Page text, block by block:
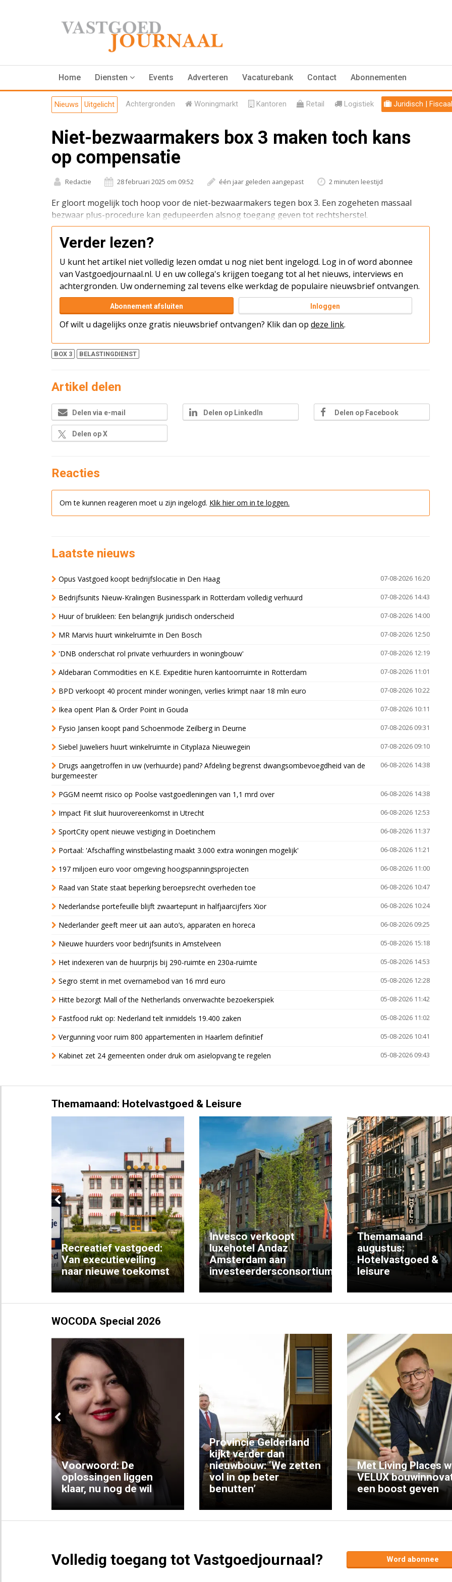
Home Diensten Events Adverteren Vacaturebank Contact Abonnementen
Nieuws Uitgelicht Achtergronden Woningmarkt Kantoren Retail Logistiek Juridisch | Fiscaal
Niet-bezwaarmakers box 3 maken toch kans
op compensatie
Redactie 28 februari 2025 om 09:52 één jaar geleden aangepast 2 minuten leestijd
Er gloort mogelijk toch hoop voor de niet-bezwaarmakers tegen box 3. Een zogeheten massaal
bezwaar plus-procedure kan gedupeerden alsnog toegang geven tot rechtsherstel.
Verder lezen?
U kunt het artikel niet volledig lezen omdat u nog niet bent ingelogd. Log in of word abonnee
van Vastgoedjournaal.nl. U en uw collega's krijgen toegang tot al het nieuws, interviews en
achtergronden. Uw onderneming zal tevens elke werkdag de populaire nieuwsbrief ontvangen.
Abonnement afsluiten Inloggen
Of wilt u dagelijks onze gratis nieuwsbrief ontvangen? Klik dan op deze link.
BOX 3 BELASTINGDIENST
Artikel delen
Delen via e-mail Delen op LinkedIn Delen op Facebook
Delen op X
Reacties
Om te kunnen reageren moet u zijn ingelogd. Klik hier om in te loggen.
Laatste nieuws
07-08-2026 16:20
Opus Vastgoed koopt bedrijfslocatie in Den Haag
07-08-2026 14:43
Bedrijfsunits Nieuw-Kralingen Businesspark in Rotterdam volledig verhuurd
07-08-2026 14:00
Huur of bruikleen: Een belangrijk juridisch onderscheid
07-08-2026 12:50
MR Marvis huurt winkelruimte in Den Bosch
07-08-2026 12:19
'DNB onderschat rol private verhuurders in woningbouw'
07-08-2026 11:01
Aldebaran Commodities en K.E. Expeditie huren kantoorruimte in Rotterdam
07-08-2026 10:22
BPD verkoopt 40 procent minder woningen, verlies krimpt naar 18 mln euro
07-08-2026 10:11
Ikea opent Plan & Order Point in Gouda
07-08-2026 09:31
Fysio Jansen koopt pand Schoenmode Zeilberg in Deurne
07-08-2026 09:10
Siebel Juweliers huurt winkelruimte in Cityplaza Nieuwegein
06-08-2026 14:38
Drugs aangetroffen in uw (verhuurde) pand? Afdeling begrenst dwangsombevoegdheid van de
burgemeester
06-08-2026 14:38
PGGM neemt risico op Poolse vastgoedleningen van 1,1 mrd over
06-08-2026 12:53
Impact Fit sluit huurovereenkomst in Utrecht
06-08-2026 11:37
SportCity opent nieuwe vestiging in Doetinchem
06-08-2026 11:21
Portaal: 'Afschaffing winstbelasting maakt 3.000 extra woningen mogelijk'
06-08-2026 11:00
197 miljoen euro voor omgeving hoogspanningsprojecten
06-08-2026 10:47
Raad van State staat beperking beroepsrecht overheden toe
06-08-2026 10:24
Nederlandse portefeuille blijft zwaartepunt in halfjaarcijfers Xior
06-08-2026 09:25
Nederlander geeft meer uit aan auto’s, apparaten en horeca
05-08-2026 15:18
Nieuwe huurders voor bedrijfsunits in Amstelveen
05-08-2026 14:53
Het indexeren van de huurprijs bij 290-ruimte en 230a-ruimte
05-08-2026 12:28
Segro stemt in met overnamebod van 16 mrd euro
05-08-2026 11:42
Hitte bezorgt Mall of the Netherlands onverwachte bezoekerspiek
05-08-2026 11:02
Fastfood rukt op: Nederland telt inmiddels 19.400 zaken
05-08-2026 10:41
Vergunning voor ruim 800 appartementen in Haarlem definitief
05-08-2026 09:43
Kabinet zet 24 gemeenten onder druk om asielopvang te regelen
Themamaand: Hotelvastgoed & Leisure
Previous
Recreatief vastgoed:
Van executieveiling
naar nieuwe toekomst
Invesco verkoopt
luxehotel Andaz
Amsterdam aan
investeerdersconsortium
Themamaand
augustus:
Hotelvastgoed &
leisure
WOCODA Special 2026
Previous
Voorwoord: De
oplossingen liggen
klaar, nu nog de wil
Provincie Gelderland
kijkt verder dan
nieuwbouw: ‘We zetten
vol in op beter
benutten’
Met Living Places
VELUX
een boost geven
Volledig toegang tot Vastgoedjournaal? Word abonnee